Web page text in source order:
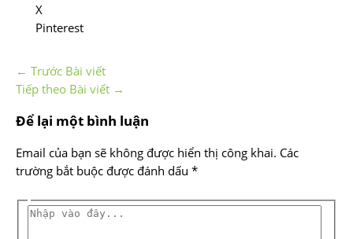
X
Pinterest
← Trước Bài viết
Tiếp theo Bài viết →
Để lại một bình luận
Email của bạn sẽ không được hiển thị công khai. Các
trường bắt buộc được đánh dấu *